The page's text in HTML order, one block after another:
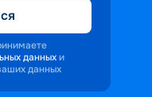
данных и
данных